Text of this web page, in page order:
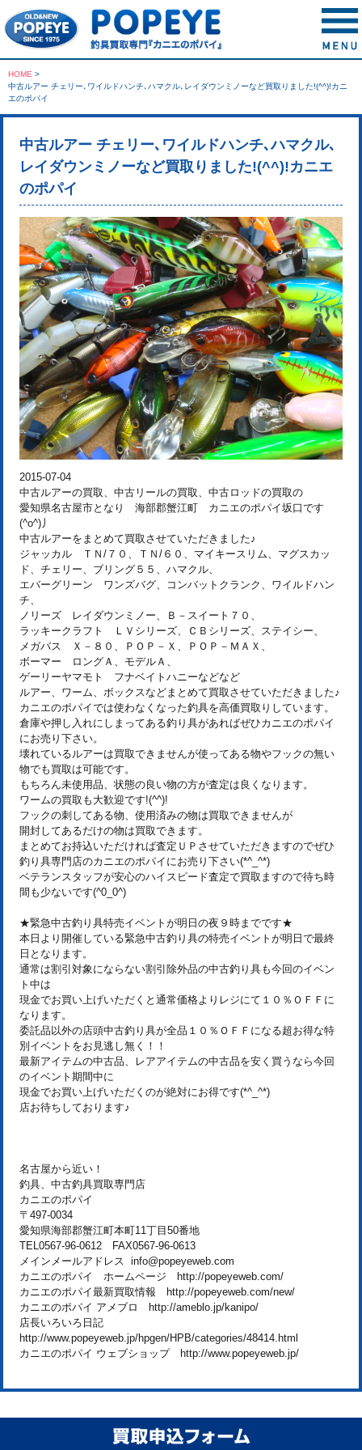
HOME >
中古ルアー チェリー､ワイルドハンチ､ハマクル､レイダウンミノーなど買取りました!(^^)!カニ
エのポパイ
中古ルアー チェリー､ワイルドハンチ､ハマクル､
レイダウンミノーなど買取りました!(^^)!カニエ
のポパイ
2015-07-04
中古ルアーの買取、中古リールの買取、中古ロッドの買取の
愛知県名古屋市となり 海部郡蟹江町 カニエのポパイ坂口です
(^o^)丿
中古ルアーをまとめて買取させていただきました♪
ジャッカル ＴＮ/７０、ＴＮ/６０、マイキースリム、マグスカッ
ド、チェリー、ブリング５５、ハマクル、
エバーグリーン ワンズバグ、コンバットクランク、ワイルドハン
チ、
ノリーズ レイダウンミノー、Ｂ－スイート７０、
ラッキークラフト ＬＶシリーズ、ＣＢシリーズ、ステイシー、
メガバス Ｘ－８０、ＰＯＰ－Ｘ、ＰＯＰ－ＭＡＸ、
ボーマー ロングＡ、モデルＡ、
ゲーリーヤマモト フナベイトハニーなどなど
ルアー、ワーム、ボックスなどまとめて買取させていただきました♪
カニエのポパイでは使わなくなった釣具を高価買取りしています。
倉庫や押し入れにしまってある釣り具があればぜひカニエのポパイ
にお売り下さい。
壊れているルアーは買取できませんが使ってある物やフックの無い
物でも買取は可能です。
もちろん未使用品、状態の良い物の方が査定は良くなります。
ワームの買取も大歓迎です!(^^)!
フックの刺してある物、使用済みの物は買取できませんが
開封してあるだけの物は買取できます。
まとめてお持込いただければ査定ＵＰさせていただきますのでぜひ
釣り具専門店のカニエのポパイにお売り下さい(*^_^*)
ベテランスタッフが安心のハイスピード査定で買取ますので待ち時
間も少ないです(^0_0^)
★緊急中古釣り具特売イベントが明日の夜９時までです★
本日より開催している緊急中古釣り具の特売イベントが明日で最終
日となります。
通常は割引対象にならない割引除外品の中古釣り具も今回のイベン
ト中は
現金でお買い上げいただくと通常価格よりレジにて１０％ＯＦＦに
なります。
委託品以外の店頭中古釣り具が全品１０％ＯＦＦになる超お得な特
別イベントをお見逃し無く！！
最新アイテムの中古品、レアアイテムの中古品を安く買うなら今回
のイベント期間中に
現金でお買い上げいただくのが絶対にお得です(*^_^*)
店お待ちしております♪
名古屋から近い！
釣具、中古釣具買取専門店
カニエのポパイ
〒497-0034
愛知県海部郡蟹江町本町11丁目50番地
TEL0567-96-0612 FAX0567-96-0613
メインメールアドレス info@popeyeweb.com
カニエのポパイ ホームページ http://popeyeweb.com/
カニエのポパイ最新買取情報 http://popeyeweb.com/new/
カニエのポパイ アメブロ http://ameblo.jp/kanipo/
店長いろいろ日記
http://www.popeyeweb.jp/hpgen/HPB/categories/48414.html
カニエのポパイ ウェブショップ http://www.popeyeweb.jp/